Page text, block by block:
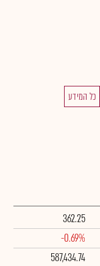
כל המידע
362.25
-0.69%
587,434.74